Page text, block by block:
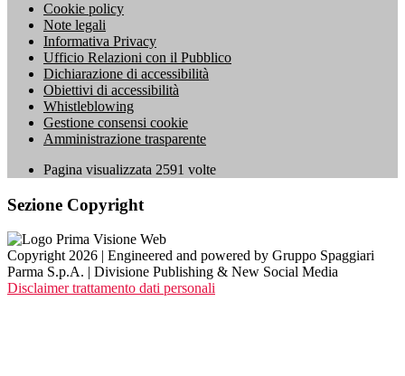
Cookie policy
Note legali
Informativa Privacy
Ufficio Relazioni con il Pubblico
Dichiarazione di accessibilità
Obiettivi di accessibilità
Whistleblowing
Gestione consensi cookie
Amministrazione trasparente
Pagina visualizzata 2591 volte
Sezione Copyright
Copyright 2026 | Engineered and powered by Gruppo Spaggiari
Parma S.p.A. | Divisione Publishing & New Social Media
Disclaimer trattamento dati personali